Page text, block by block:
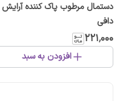
دستمال مرطوب پاک کننده آرایش
دافی
۲۲۱٬۰۰۰
افزودن به سبد